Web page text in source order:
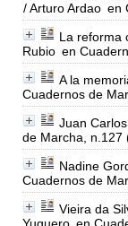
/ Arturo Ardao en
La reforma
Rubio en
A la
Cuadernos de
Juan
de Marcha, n.127
Nadine
Cuadernos de
Vieira da
Yuguero en